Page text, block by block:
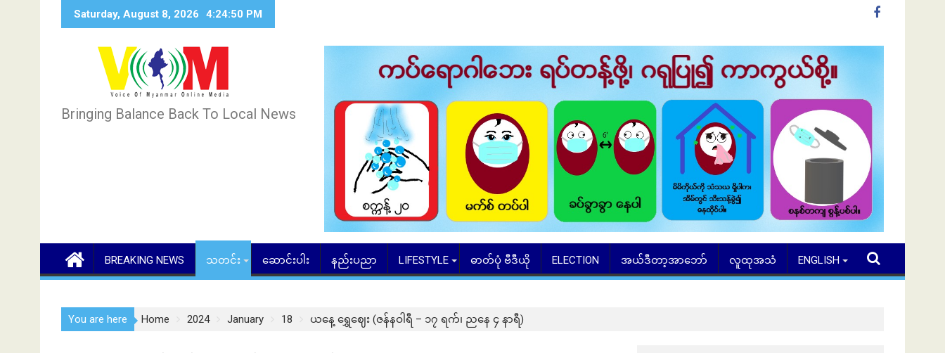
Saturday, August 8, 2026 4:24:51 PM
Bringing Balance Back To Local News
BREAKING NEWS သတင်း ဆောင်းပါး နည်းပညာ LIFESTYLE ဓာတ်ပုံ ဗီဒီယို ELECTION အယ်ဒီတာ့အာဘော် လူထုအသံ ENGLISH
You are here Home 2024 January 18 ယနေ့ ရွှေဈေး (ဇန်နဝါရီ – ၁၇ ရက်၊ ညနေ ၄ နာရီ)